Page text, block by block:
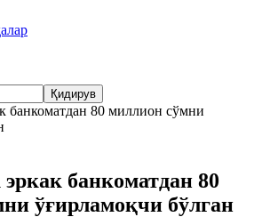
банкоматдан 80
ўғирламоқчи бўлган